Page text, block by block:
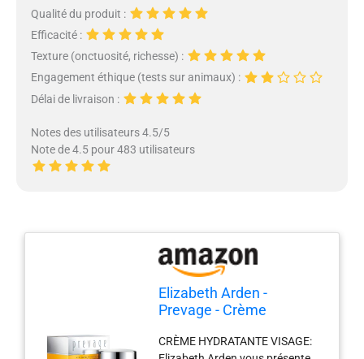
Qualité du produit :
Efficacité :
Texture (onctuosité, richesse) :
Engagement éthique (tests sur animaux) :
Délai de livraison :
Notes des utilisateurs 4.5/5
Note de 4.5 pour 483 utilisateurs
Elizabeth Arden -
Prevage - Crème
pour le Visage Anti-Âge -
CRÈME HYDRATANTE VISAGE: